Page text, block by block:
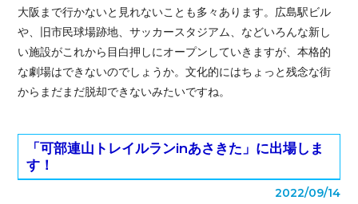
大阪まで行かないと見れないことも多々あります。広島駅ビル
や、旧市民球場跡地、サッカースタジアム、などいろんな新し
い施設がこれから目白押しにオープンしていきますが、本格的
な劇場はできないのでしょうか。文化的にはちょっと残念な街
からまだまだ脱却できないみたいですね。
「可部連山トレイルランinあさきた」に出場しま
す！
2022/09/14